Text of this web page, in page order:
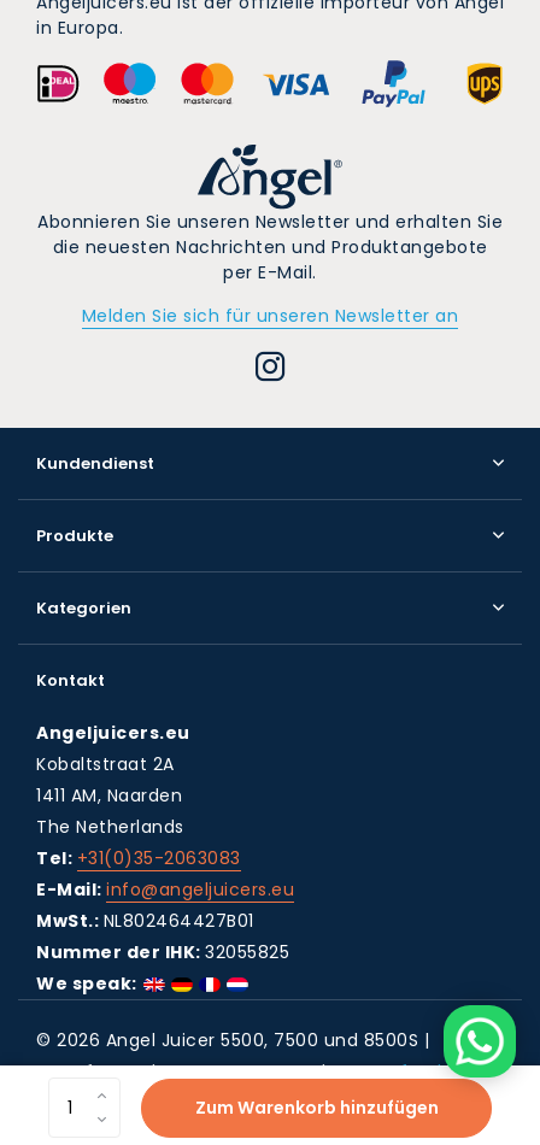
Zum Warenkorb hinzufügen
in Europa.
Abonnieren Sie unseren Newsletter und erhalten Sie
die neuesten Nachrichten und Produktangebote
per E-Mail.
Melden Sie sich für unseren Newsletter an
Kundendienst
Produkte
Kategorien
Kontakt
Angeljuicers.eu
Kobaltstraat 2A
1411 AM, Naarden
The Netherlands
Tel: +31(0)35-2063083
E-Mail: info@angeljuicers.eu
MwSt.: NL802464427B01
Nummer der IHK: 32055825
We speak:
© 2026 Angel Juicer 5500, 7500 und 8500S |
Entsafter - Theme ByDMWSxPlus+ RSS feed